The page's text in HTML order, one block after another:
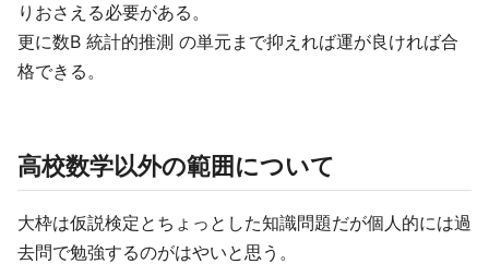
りおさえる必要がある。
更に数B 統計的推測 の単元まで抑えれば運が良ければ合
格できる。
高校数学以外の範囲について
大枠は仮説検定とちょっとした知識問題だが個人的には過
去問で勉強するのがはやいと思う。